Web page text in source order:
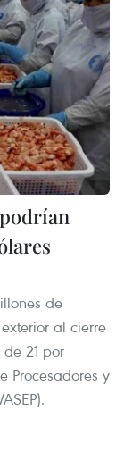
de
al cierre
21 por
Procesadores y